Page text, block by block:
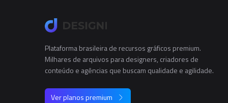
Plataforma brasileira de recursos gráficos premium.
Milhares de arquivos para designers, criadores de
conteúdo e agências que buscam qualidade e agilidade.
Ver planos premium